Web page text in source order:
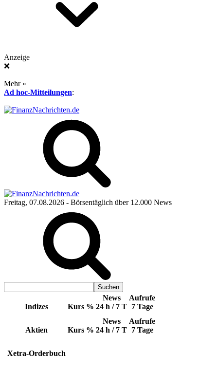
Anzeige
❌
Mehr »
Ad hoc-Mitteilungen:
Freitag, 07.08.2026 - Börsentäglich über 12.000 News
Indizes Kurs %
News
24 h / 7 T
Aufrufe
7 Tage
Aktien Kurs %
News
24 h / 7 T
Aufrufe
7 Tage
Xetra-Orderbuch